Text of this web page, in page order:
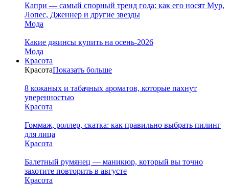
Капри — самый спорный тренд года: как его носят Мур,
Лопес, Дженнер и другие звезды
Мода
Какие джинсы купить на осень-2026
Мода
Красота
КрасотаПоказать больше
8 кожаных и табачных ароматов, которые пахнут
уверенностью
Красота
Гоммаж, роллер, скатка: как правильно выбрать пилинг
для лица
Красота
Балетный румянец — маникюр, который вы точно
захотите повторить в августе
Красота